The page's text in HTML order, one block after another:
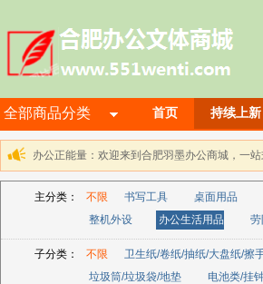
全部商品分类 首页 持续上新
办公正能量：欢迎来到合肥羽墨办公商城，一
主分类： 不限 书写工具 桌面用品
整机外设
办公生活用品 劳
子分类： 不限 卫生纸/卷纸/抽纸/大盘纸/擦
垃圾筒/垃圾袋/地垫
电池类/挂